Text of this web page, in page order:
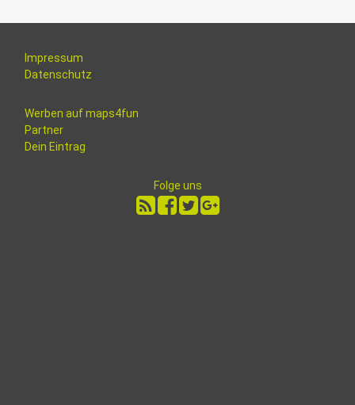
Impressum
Datenschutz
Werben auf maps4fun
Partner
Dein Eintrag
Folge uns